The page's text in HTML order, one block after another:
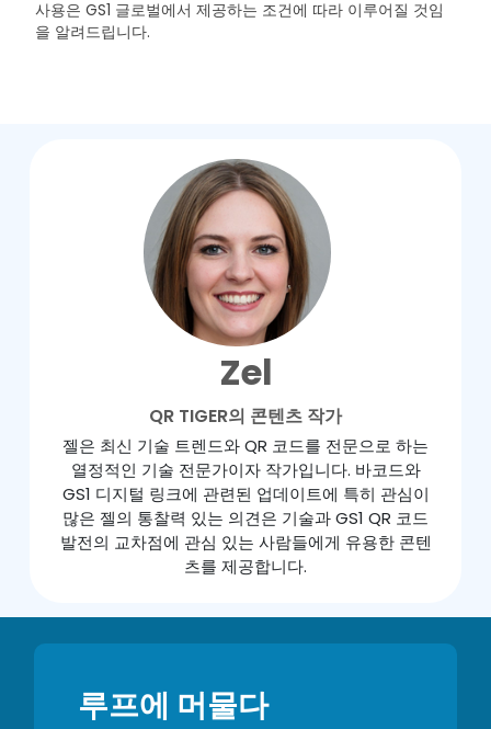
사용은 GS1 글로벌에서 제공하는 조건에 따라 이루어질 것임
을 알려드립니다.
Zel
QR TIGER의 콘텐츠 작가
젤은 최신 기술 트렌드와 QR 코드를 전문으로 하는
열정적인 기술 전문가이자 작가입니다. 바코드와
GS1 디지털 링크에 관련된 업데이트에 특히 관심이
많은 젤의 통찰력 있는 의견은 기술과 GS1 QR 코드
발전의 교차점에 관심 있는 사람들에게 유용한 콘텐
츠를 제공합니다.
루프에 머물다